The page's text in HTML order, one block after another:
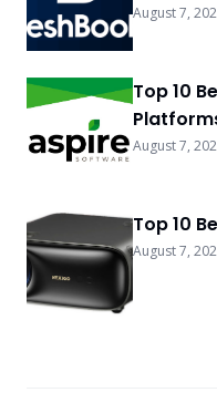
August 7,
Top 10
August 7,
Top 10
August 7,